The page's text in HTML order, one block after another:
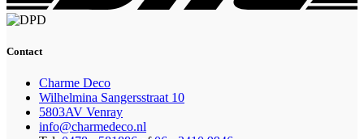
Contact
Charme Deco
Wilhelmina Sangersstraat 10
5803AV Venray
info@charmedeco.nl